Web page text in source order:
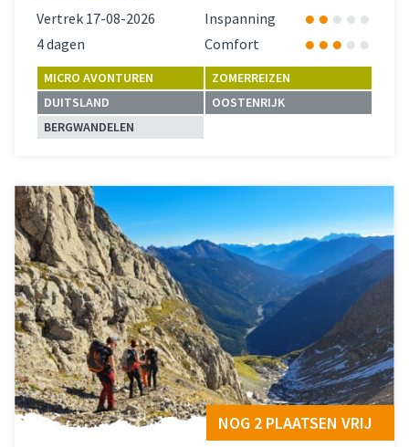
Vertrek 17-08-2026
Inspanning
4 dagen
Comfort
MICRO AVONTUREN
ZOMERREIZEN
DUITSLAND
OOSTENRIJK
BERGWANDELEN
NOG 2 PLAATSEN VRIJ